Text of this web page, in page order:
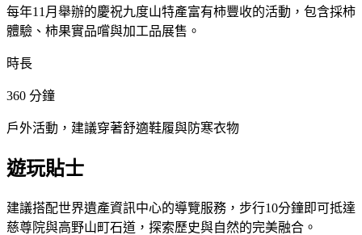
每年11月舉辦的慶祝九度山特產富有柿豐收的活動，包含採柿
體驗、柿果實品嚐與加工品展售。
時長
360 分鐘
戶外活動，建議穿著舒適鞋履與防寒衣物
遊玩貼士
建議搭配世界遺產資訊中心的導覽服務，步行10分鐘即可抵達
慈尊院與高野山町石道，探索歷史與自然的完美融合。